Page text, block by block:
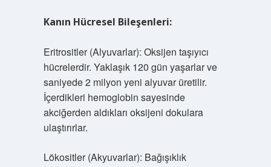
Kanın Hücresel Bileşenleri:
Eritrositler (Alyuvarlar): Oksijen taşıyıcı
hücrelerdir. Yaklaşık 120 gün yaşarlar ve
saniyede 2 milyon yeni alyuvar üretilir.
İçerdikleri hemoglobin sayesinde
akciğerden aldıkları oksijeni dokulara
ulaştırırlar.
Lökositler (Akyuvarlar): Bağışıklık